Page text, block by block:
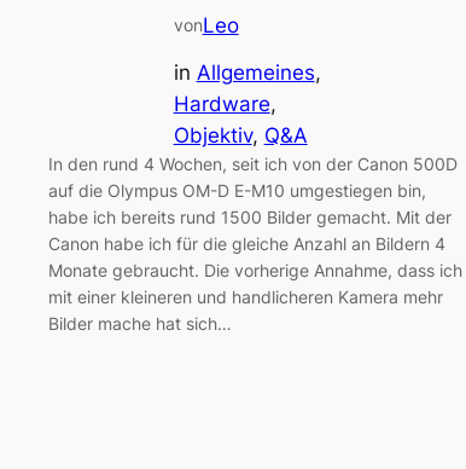
vonLeo
in Allgemeines
Hardware
Objektiv, Q&A
In den rund 4 Wochen, seit ich von der Canon 500D
auf die Olympus OM-D E-M10 umgestiegen bin,
habe ich bereits rund 1500 Bilder gemacht. Mit der
Canon habe ich für die gleiche Anzahl an Bildern 4
Monate gebraucht. Die vorherige Annahme, dass ich
mit einer kleineren und handlicheren Kamera mehr
Bilder mache hat sich…